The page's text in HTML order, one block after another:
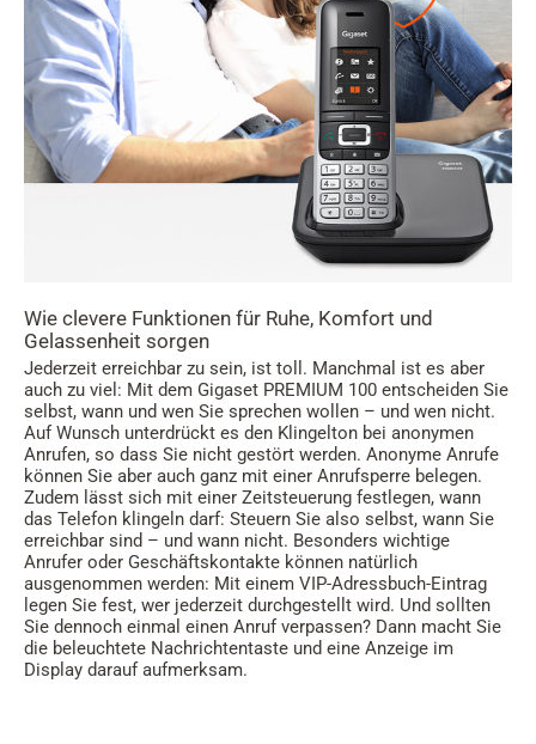
Wie clevere Funktionen für Ruhe, Komfort und
Gelassenheit sorgen
Jederzeit erreichbar zu sein, ist toll. Manchmal ist es aber
auch zu viel: Mit dem Gigaset PREMIUM 100 entscheiden Sie
selbst, wann und wen Sie sprechen wollen – und wen nicht.
Auf Wunsch unterdrückt es den Klingelton bei anonymen
Anrufen, so dass Sie nicht gestört werden. Anonyme Anrufe
können Sie aber auch ganz mit einer Anrufsperre belegen.
Zudem lässt sich mit einer Zeitsteuerung festlegen, wann
das Telefon klingeln darf: Steuern Sie also selbst, wann Sie
erreichbar sind – und wann nicht. Besonders wichtige
Anrufer oder Geschäftskontakte können natürlich
ausgenommen werden: Mit einem VIP-Adressbuch-Eintrag
legen Sie fest, wer jederzeit durchgestellt wird. Und sollten
Sie dennoch einmal einen Anruf verpassen? Dann macht Sie
die beleuchtete Nachrichtentaste und eine Anzeige im
Display darauf aufmerksam.